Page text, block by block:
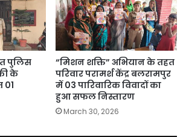
पुलिस
के
01
“मिशन शक्ति” अभियान के तहत
परिवार परामर्श केंद्र बलरामपुर
में 03 पारिवारिक विवादों का
हुआ सफल निस्तारण
March 30, 2026